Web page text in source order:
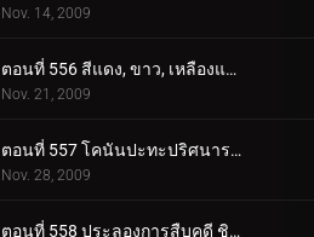
Nov. 14, 2009
ตอนที่ 556 สีแดง, ขาว, เหลืองและขบวนการนักสืบเยาวชน
Nov. 21, 2009
ตอนที่ 557 โคนันปะทะปริศนารหัสซ้อน
Nov. 28, 2009
ตอนที่ 558 ประลองการสืบคดี ชินอิจิ ปะทะ โอกิยะ สึบารุ